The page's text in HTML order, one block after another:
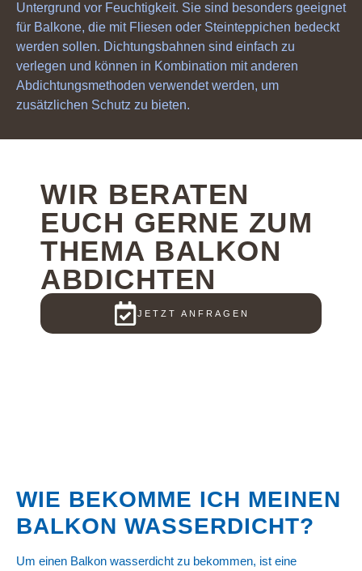
Untergrund vor Feuchtigkeit. Sie sind besonders geeignet
für Balkone, die mit Fliesen oder Steinteppichen bedeckt
werden sollen. Dichtungsbahnen sind einfach zu
verlegen und können in Kombination mit anderen
Abdichtungsmethoden verwendet werden, um
zusätzlichen Schutz zu bieten.
WIR BERATEN
EUCH GERNE ZUM
THEMA BALKON
ABDICHTEN
JETZT ANFRAGEN
WIE BEKOMME ICH MEINEN
BALKON WASSERDICHT?
Um einen Balkon wasserdicht zu bekommen, ist eine